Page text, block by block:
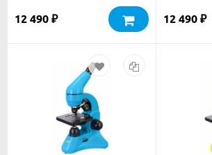
12 490 ₽ 12 490 ₽